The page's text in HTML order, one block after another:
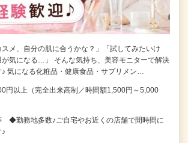
スメ、自分の肌に合うかな？」「試してみたいけ
が気になる…」 そんな気持ち、美容モニターで解決
気になる化粧品・健康食品・サプリメン…
円以上（完全出来高制／時間額1,500円～5,000
◆勤務地多数♪ご自宅やお近くの店舗で間時間に